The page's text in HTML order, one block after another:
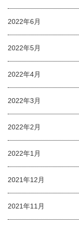
2022年6月
2022年5月
2022年4月
2022年3月
2022年2月
2022年1月
2021年12月
2021年11月